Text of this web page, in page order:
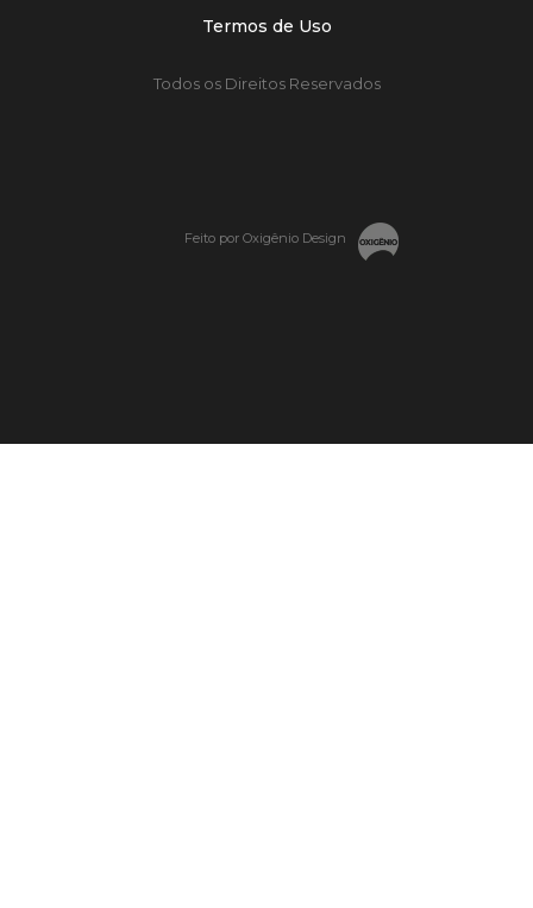
Termos de Uso
Todos os Direitos Reservados
Feito por Oxigênio Design